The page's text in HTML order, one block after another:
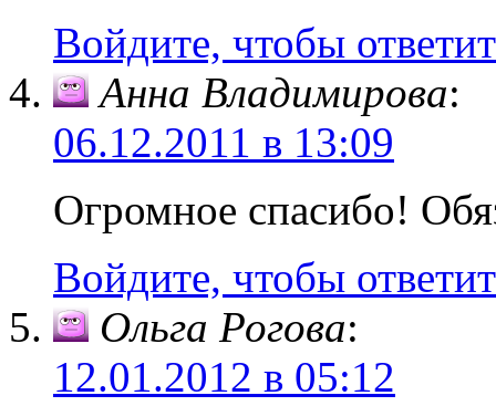
Войдите, чтобы
Анна Владимирова:
06.12.2011 в 13:09
Огромное спасибо!
Войдите, чтобы
Ольга Рогова:
12.01.2012 в 05:12